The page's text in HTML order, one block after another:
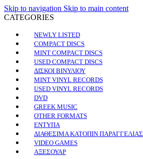
Skip to navigation Skip to main content
CATEGORIES
NEWLY LISTED
COMPACT DISCS
MINT COMPACT DISCS
USED COMPACT DISCS
ΔΙΣΚΟΙ ΒΙΝΥΛΙΟΥ
MINT VINYL RECORDS
USED VINYL RECORDS
DVD
GREEK MUSIC
OTHER FORMATS
ΕΝΤΥΠΑ
ΔΙΑΘΕΣΙΜΑ ΚΑΤΟΠΙΝ ΠΑΡΑΓΓΕΛΙΑΣ
VIDEO GAMES
ΑΞΕΣΟΥΑΡ